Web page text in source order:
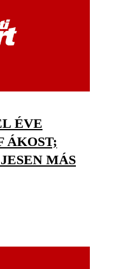
ÉVE
ÁKOST;
MÁS